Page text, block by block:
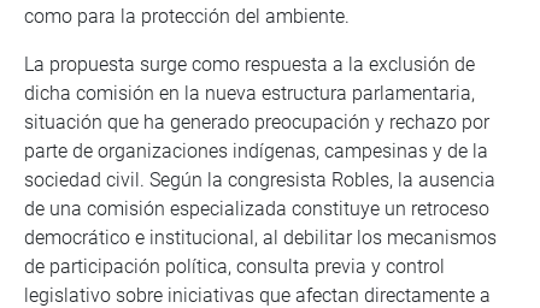
como para la protección del ambiente.
La propuesta surge como respuesta a la exclusión de
dicha comisión en la nueva estructura parlamentaria,
situación que ha generado preocupación y rechazo por
parte de organizaciones indígenas, campesinas y de la
sociedad civil. Según la congresista Robles, la ausencia
de una comisión especializada constituye un retroceso
democrático e institucional, al debilitar los mecanismos
de participación política, consulta previa y control
legislativo sobre iniciativas que afectan directamente a